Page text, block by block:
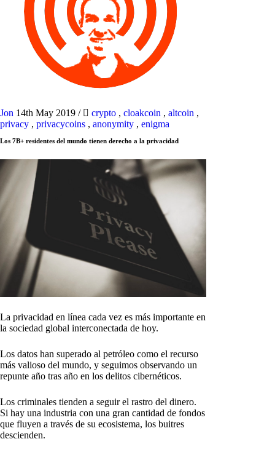
Jon 14th May 2019 / crypto , cloakcoin , altcoin ,
privacy , privacycoins , anonymity , enigma
Los 7B+ residentes del mundo tienen derecho a la privacidad
La privacidad en línea cada vez es más importante en
la sociedad global interconectada de hoy.
Los datos han superado al petróleo como el recurso
más valioso del mundo, y seguimos observando un
repunte año tras año en los delitos cibernéticos.
Los criminales tienden a seguir el rastro del dinero.
Si hay una industria con una gran cantidad de fondos
que fluyen a través de su ecosistema, los buitres
descienden.